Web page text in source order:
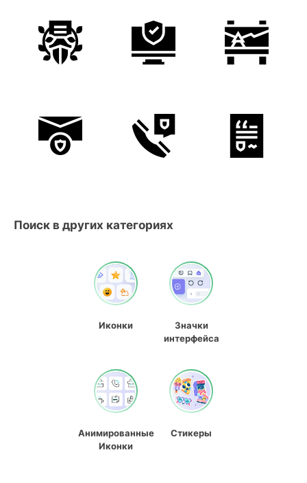
Поиск в других категориях
Иконки
Значки
интерфейса
Анимированные
Иконки
Стикеры